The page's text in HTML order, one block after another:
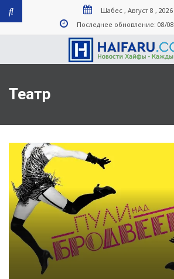
Шабес , Август 8 , 2026
Последнее обновление: 08/
Театр